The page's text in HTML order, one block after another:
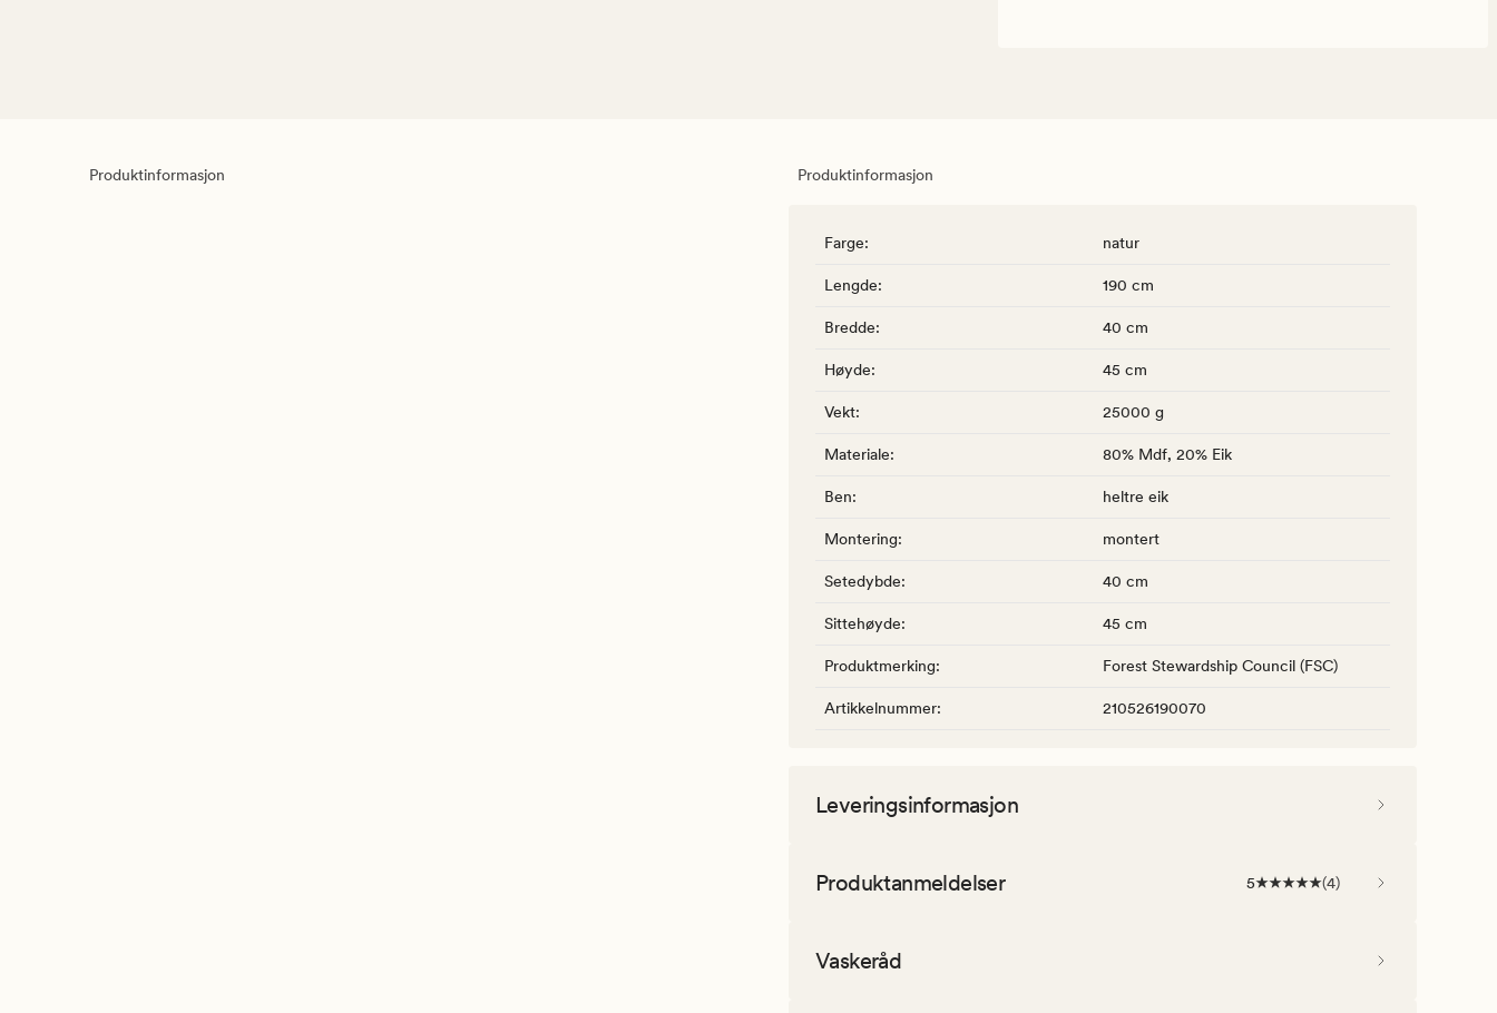
Produktinformasjon Produktinformasjon
Farge: natur
Lengde: 190 cm
Bredde: 40 cm
Høyde: 45 cm
Vekt: 25000 g
Materiale: 80% Mdf, 20% Eik
Ben: heltre eik
Montering: montert
Setedybde: 40 cm
Sittehøyde: 45 cm
Produktmerking: Forest Stewardship Council (FSC)
Artikkelnummer: 210526190070
Leveringsinformasjon
Produktanmeldelser 5 (4)
Vaskeråd